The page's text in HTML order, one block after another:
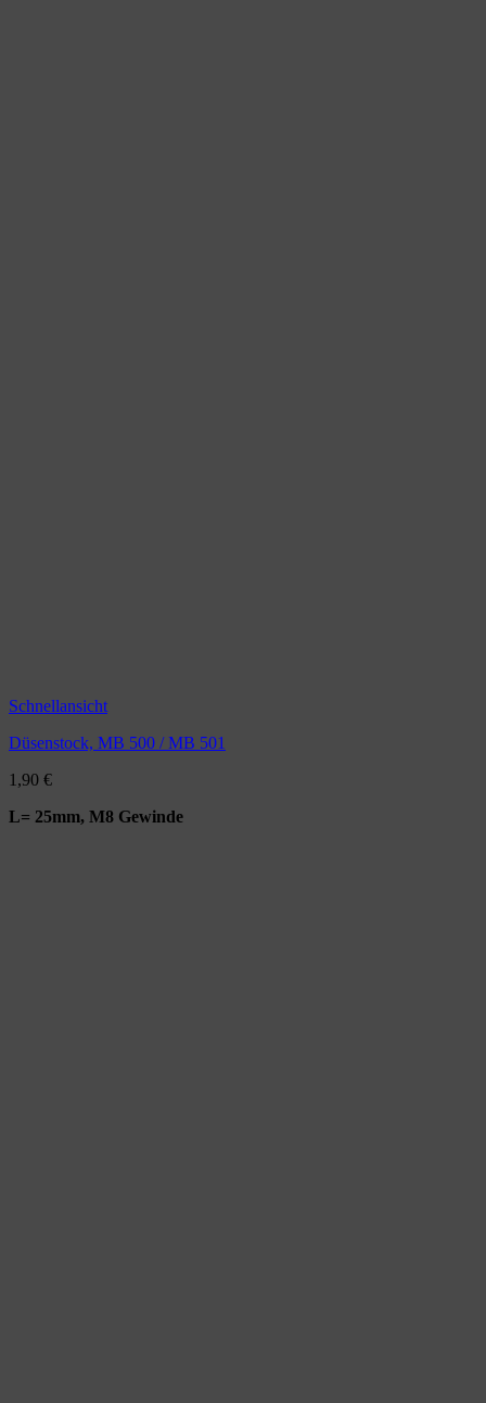
Schnellansicht
Düsenstock, MB 500 / MB 501
1,90 €
L= 25mm, M8 Gewinde